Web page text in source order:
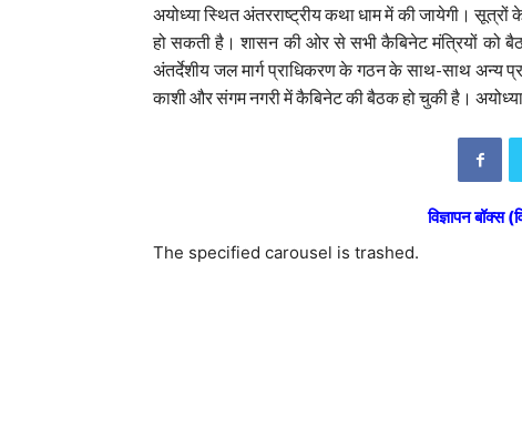
अयोध्या स्थित अंतरराष्ट्रीय कथा धाम में की जायेगी।
हो सकती है। शासन की ओर से सभी कैबिनेट मंत्रियों को
अंतर्देशीय जल मार्ग प्राधिकरण के गठन के साथ-साथ अन्य
काशी और संगम नगरी में कैबिनेट की बैठक हो चुकी है।
विज्ञापन बॉक्स
The specified carousel is trashed.